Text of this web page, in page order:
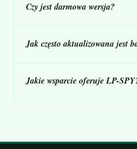
Czy jest darmowa wersja?
Jak często aktualizowana jest
Jakie wsparcie oferuje LP-